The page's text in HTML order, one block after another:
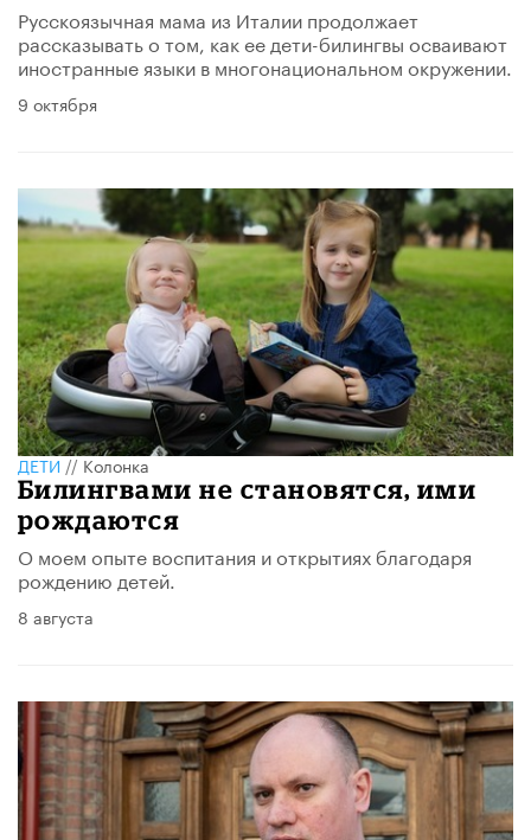
Русскоязычная мама из Италии продолжает
рассказывать о том, как ее дети-билингвы осваивают
иностранные языки в многонациональном окружении.
9 октября
ДЕТИ//Колонка
Билингвами не становятся, ими
рождаются
О моем опыте воспитания и открытиях благодаря
рождению детей.
8 августа